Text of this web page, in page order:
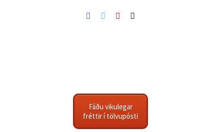
Facebook
TwitterPinterest
Fáðu vikulegar
fréttir í tölvupósti